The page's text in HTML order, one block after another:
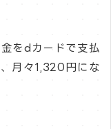
をdカードで支払
月々1,320円にな